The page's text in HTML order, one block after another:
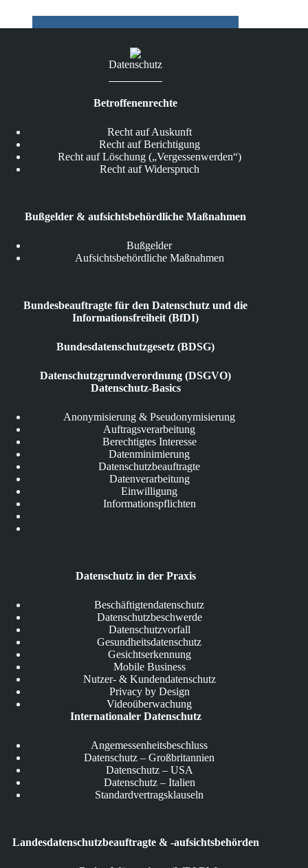
Datenschutz
Betroffenenrechte
Recht auf Auskunft
Recht auf Berichtigung
Recht auf Löschung („Vergessenwerden“)
Recht auf Widerspruch
Bußgelder & aufsichtsbehördliche Maßnahmen
Bußgelder
Aufsichtsbehördliche Maßnahmen
Bundesbeauftragte für den Datenschutz und die
Informationsfreiheit (BfDI)
Bundesdatenschutzgesetz (BDSG)
Datenschutzgrundverordnung (DSGVO)
Datenschutz-Basics
Anonymisierung & Pseudonymisierung
Auftragsverarbeitung
Berechtigtes Interesse
Datenminimierung
Datenschutzbeauftragte
Datenverarbeitung
Einwilligung
Informationspflichten
Datenschutz in der Praxis
Beschäftigtendatenschutz
Datenschutzbeschwerde
Datenschutzvorfall
Gesundheitsdatenschutz
Gesichtserkennung
Mobile Business
Nutzer- & Kundendatenschutz
Privacy by Design
Videoüberwachung
Internationaler Datenschutz
Angemessenheitsbeschluss
Datenschutz – Großbritannien
Datenschutz – USA
Datenschutz – Italien
Standardvertragsklauseln
Landesdatenschutzbeauftragte & -aufsichtsbehörden